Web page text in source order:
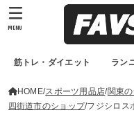
筋トレ・ダイエット ラン
MENU
HOME スポーツ用品店 関東
四街道市のショップ フジシロス